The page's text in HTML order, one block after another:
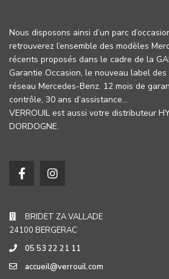
Nous disposons ainsi d’un parc
retrouverez l’ensemble des modèles
récents proposés dans le cadre de la
Garantie Occasion, le nouveau label des
réseau Mercedes-Benz. 12 mois de
contrôle, 30 ans d’assistance…
VERROUIL est aussi votre distributeur
DORDOGNE.
BRIDET ZA VALLADE
24100 BERGERAC
05 53 22 21 11
accueil@verrouil.com